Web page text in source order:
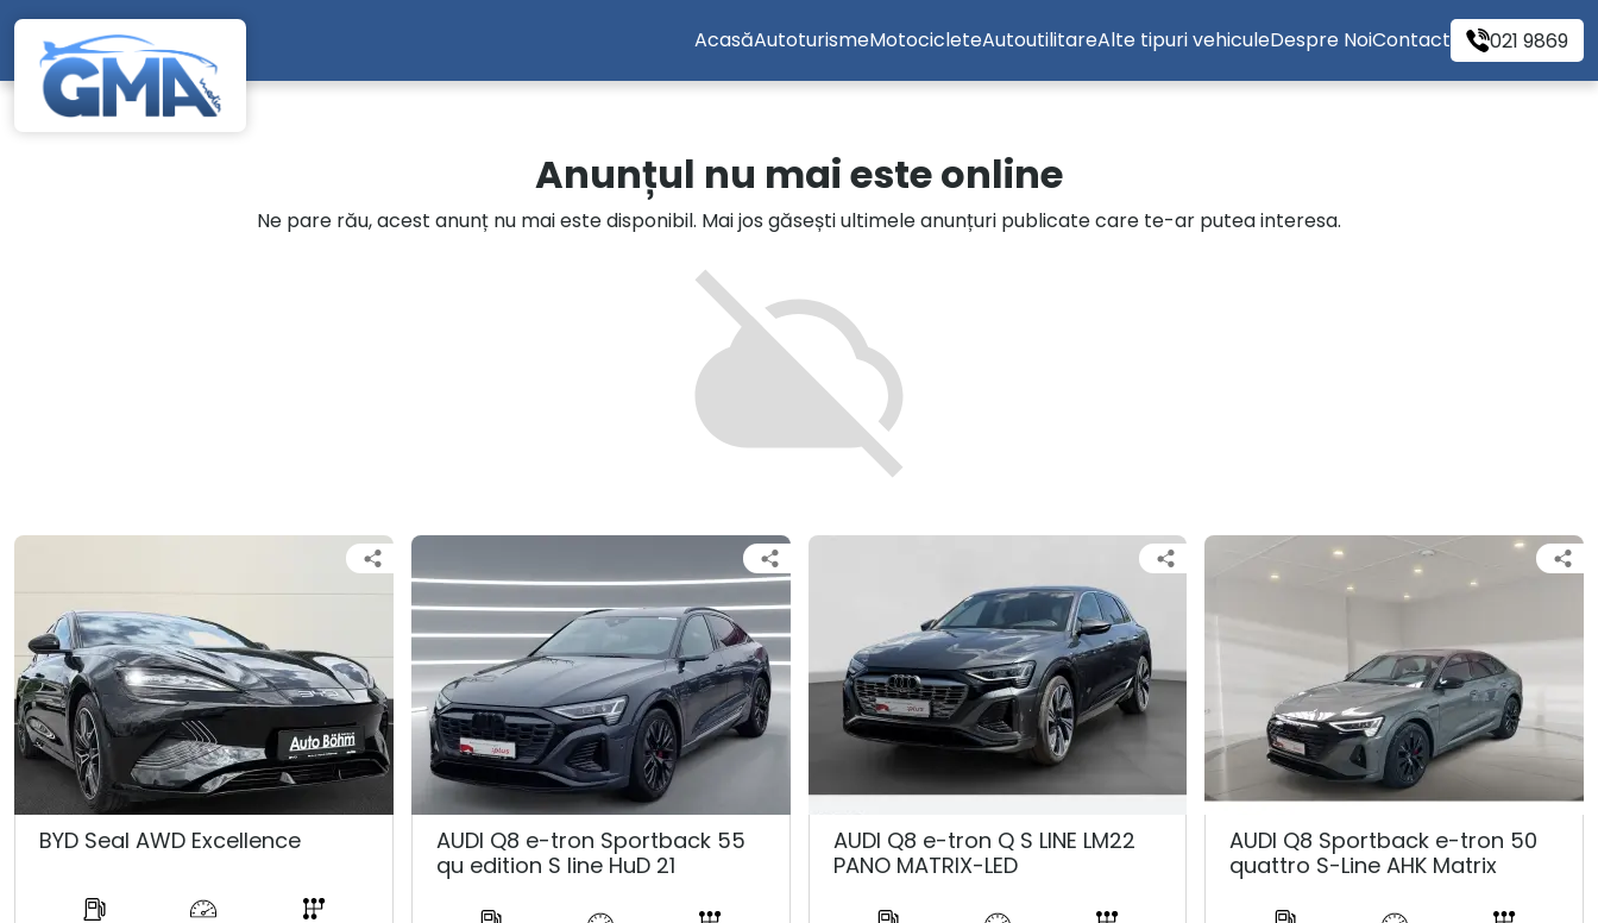
Mergi direct la conținutul principal
AcasăAutoturismeMotocicleteAutoutilitareAlte tipuri vehiculeDespre NoiContact 021 9869
Anunțul nu mai este online
Ne pare rău, acest anunț nu mai este disponibil. Mai jos găsești ultimele anunțuri publicate care te-ar putea interesa.
BYD Seal AWD Excellence
AUDI Q8 e-tron Sportback 55
qu edition S line HuD 21
AUDI Q8 e-tron Q S LINE LM22
PANO MATRIX-LED
AUDI Q8 Sportback e-tron 50
quattro S-Line AHK Matrix